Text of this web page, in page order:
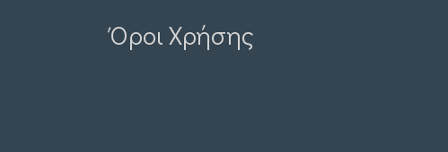
Όροι Χρήσης